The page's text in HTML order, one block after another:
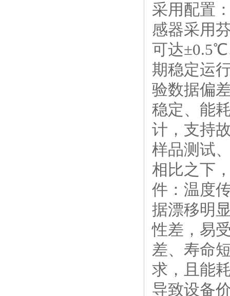
采用配置
感器采用
可达±0.5℃
期稳定运
验数据偏
稳定、能
计，支持
样品测试
相比之下
件：温度
据漂移明
性差，易
差、寿命
求，且能
导致设备